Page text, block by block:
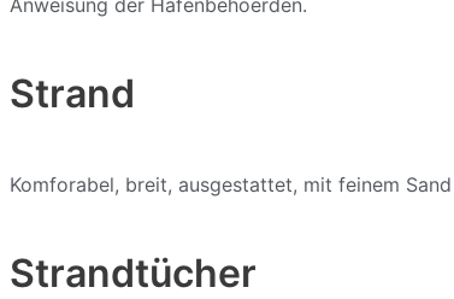
Strand
Komforabel, breit, ausgestattet, mit feinem
Strandtücher